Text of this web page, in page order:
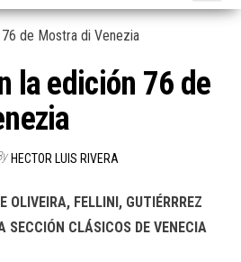
g
i
la edición 76 de
HECTOR LUIS RIVERA
OLIVEIRA, FELLINI, GUTIÉRRREZ
SECCIÓN CLÁSICOS DE VENECIA